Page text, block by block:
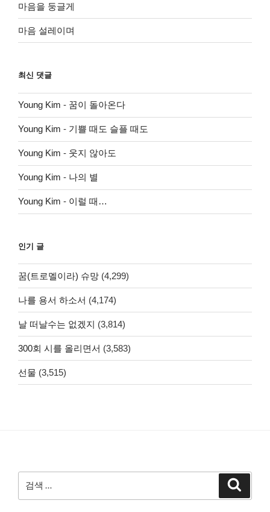
마음을 둥글게
마음 설레이며
최신 댓글
Young Kim - 꿈이 돌아온다
Young Kim - 기쁠 때도 슬플 때도
Young Kim - 웃지 않아도
Young Kim - 나의 별
Young Kim - 이럴 때…
인기 글
꿈(트로멜이라) 슈망 (4,299)
나를 용서 하소서 (4,174)
날 떠날수는 없겠지 (3,814)
300회 시를 올리면서 (3,583)
선물 (3,515)
색: